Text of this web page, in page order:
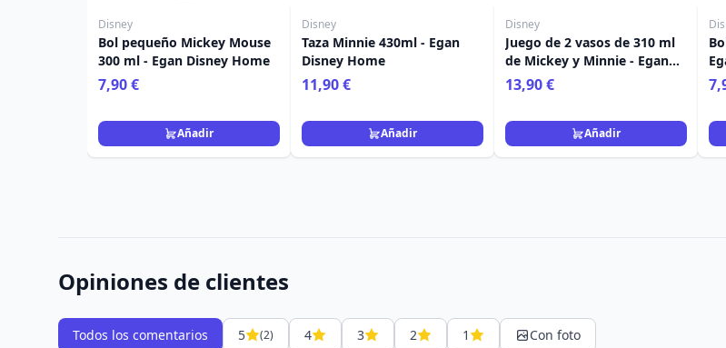
Disney
Bol pequeño Mickey Mouse
300 ml - Egan Disney Home
7,90 €
Añadir
Disney
Taza Minnie 430ml - Egan
Disney Home
11,90 €
Añadir
Disney
Juego de 2 vasos de 310 ml
de Mickey y Minnie - Egan
Disney Home
13,90 €
Añadir
Opiniones de clientes
Todos los comentarios 5 (2) 4 3 2 1 Con foto